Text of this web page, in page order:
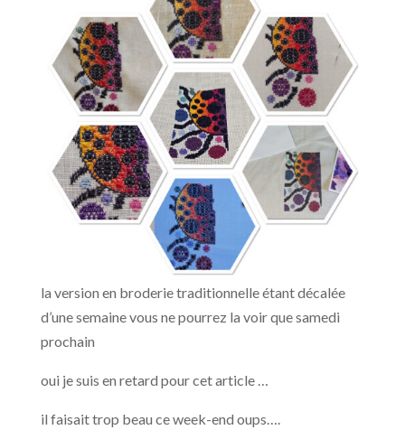
la version en broderie traditionnelle étant décalée
d’une semaine vous ne pourrez la voir que samedi
prochain
oui je suis en retard pour cet article …
il faisait trop beau ce week-end oups….